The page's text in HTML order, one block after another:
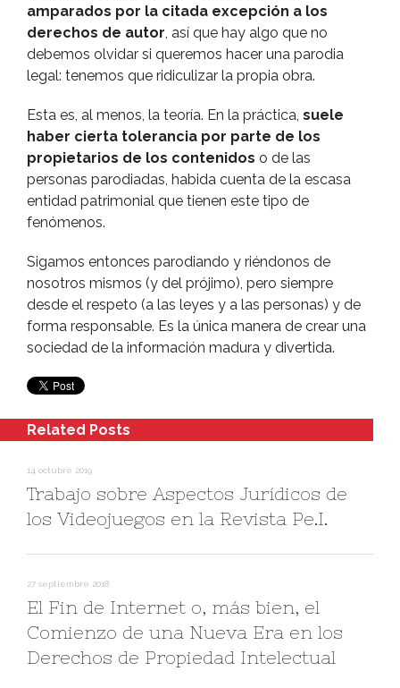
amparados por la citada excepción a los
derechos de autor, así­ que hay algo que no
debemos olvidar si queremos hacer una parodia
legal: tenemos que ridiculizar la propia obra.
Esta es, al menos, la teorí­a. En la práctica, suele
haber cierta tolerancia por parte de los
propietarios de los contenidos o de las
personas parodiadas, habida cuenta de la escasa
entidad patrimonial que tienen este tipo de
fenómenos.
Sigamos entonces parodiando y riéndonos de
nosotros mismos (y del prójimo), pero siempre
desde el respeto (a las leyes y a las personas) y de
forma responsable. Es la única manera de crear una
sociedad de la información madura y divertida.
Related Posts
14 octubre 2019
Trabajo sobre Aspectos Jurí­dicos de
los Videojuegos en la Revista Pe.I.
27 septiembre 2018
El Fin de Internet o, más bien, el
Comienzo de una Nueva Era en los
Derechos de Propiedad Intelectual